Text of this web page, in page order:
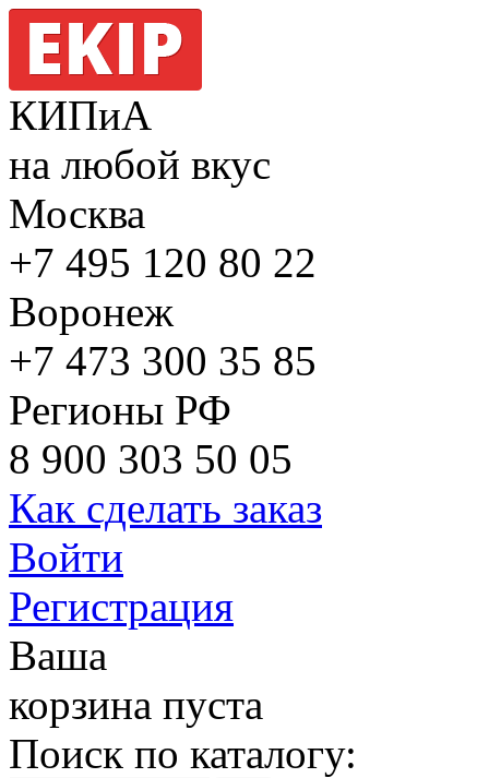
КИПиА
на любой вкус
Москва
+7 495 120 80 22
Воронеж
+7 473 300 35 85
Регионы РФ
8 900 303 50 05
Как сделать заказ
Войти
Регистрация
Ваша
корзина пуста
Поиск по каталогу: